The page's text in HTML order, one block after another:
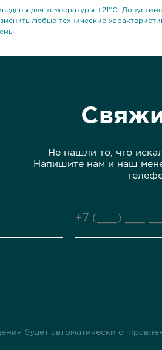
для температуры +21°С.
любые технические
Не нашли то, что
Напишите нам и наш
будет автоматически